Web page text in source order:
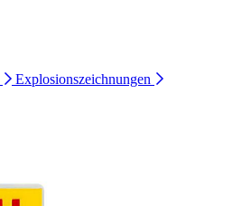
Explosionszeichnungen